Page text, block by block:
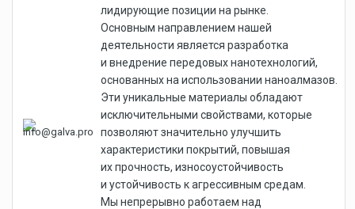
лидирующие позиции на рынке.
Основным направлением нашей
деятельности является разработка
и внедрение передовых нанотехнологий,
основанных на использовании наноалмазов.
Эти уникальные материалы обладают
исключительными свойствами, которые
позволяют значительно улучшить
характеристики покрытий, повышая
их прочность, износоустойчивость
и устойчивость к агрессивным средам.
Мы непрерывно работаем над